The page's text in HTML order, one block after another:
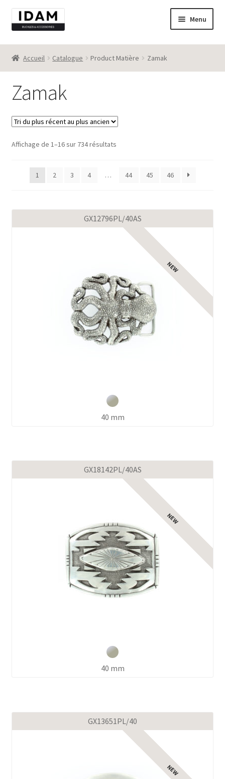
Aller
à
Aller
au
Menu
Catalogue
New
Best seller
Destockage
Contact
Ouvrir
Accueil Catalogue Product Matière Zamak
Zamak
Affichage de 1–16 sur 734 résultatsTrié
récent
ancien
1 2 3 4 … 44 45 46
GX12796PL/40AS
40 mm
GX18142PL/40AS
40 mm
GX13651PL/40